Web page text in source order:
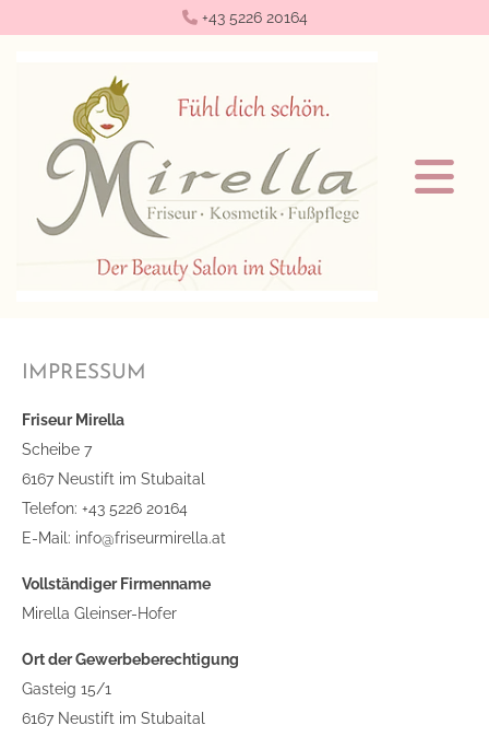
 +43 5226 20164
IMPRESSUM
Friseur Mirella
Scheibe 7
6167 Neustift im Stubaital
Telefon: +43 5226 20164
E-Mail: info@friseurmirella.at
Vollständiger Firmenname
Mirella Gleinser-Hofer
Ort der Gewerbeberechtigung
Gasteig 15/1
6167 Neustift im Stubaital